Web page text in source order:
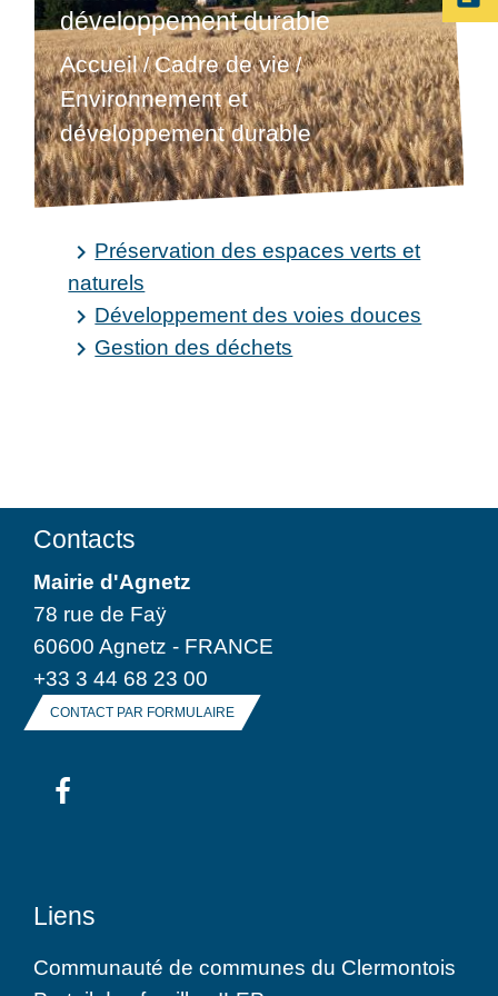
développement durable
Accueil/Cadre de vie/
Environnement et
développement durable
keyboard_arrow_rightPréservation des espaces verts et
naturels
keyboard_arrow_rightDéveloppement des voies douces
keyboard_arrow_rightGestion des déchets
Contacts
Mairie d'Agnetz
78 rue de Faÿ
60600 Agnetz - FRANCE
+33 3 44 68 23 00
CONTACT PAR FORMULAIRE
Liens
Communauté de communes du Clermontois